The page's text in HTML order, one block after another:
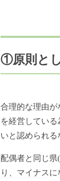
①原則と
合理的な理由
を経営してい
いと認められる
配偶者と同じ
り、マイナス